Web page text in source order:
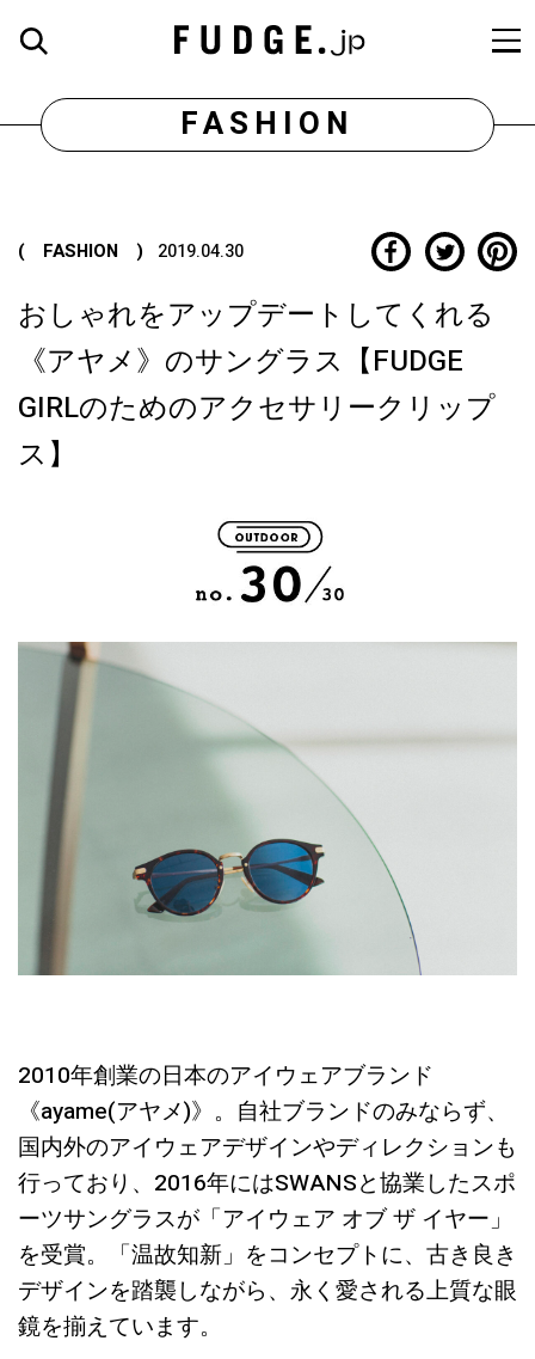
FASHION
( FASHION ) 2019.04.30
おしゃれをアップデートしてくれる
《アヤメ》のサングラス【FUDGE
GIRLのためのアクセサリークリップ
ス】
2010年創業の日本のアイウェアブランド
《ayame(アヤメ)》。自社ブランドのみならず、
国内外のアイウェアデザインやディレクションも
行っており、2016年にはSWANSと協業したスポ
ーツサングラスが「アイウェア オブ ザ イヤー」
を受賞。「温故知新」をコンセプトに、古き良き
デザインを踏襲しながら、永く愛される上質な眼
鏡を揃えています。